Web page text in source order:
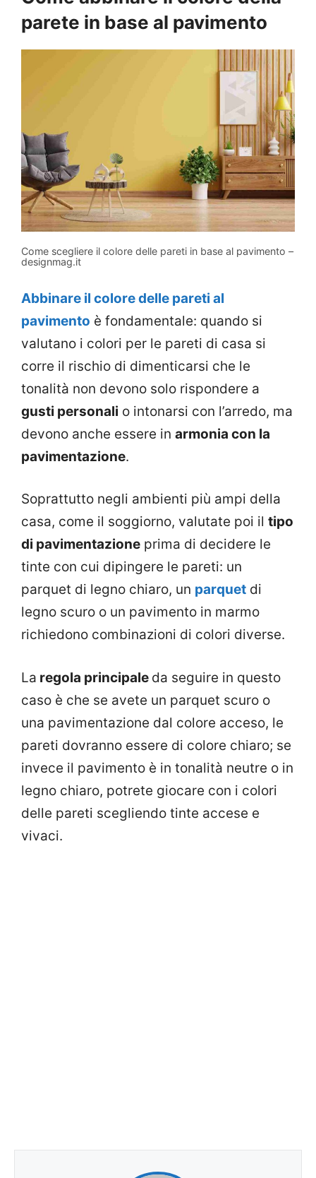
parete in base al pavimento
Come scegliere il colore delle pareti in base al pavimento –
designmag.it
Abbinare il colore delle pareti al
pavimento è fondamentale: quando si
valutano i colori per le pareti di casa si
corre il rischio di dimenticarsi che le
tonalità non devono solo rispondere a
gusti personali o intonarsi con l’arredo, ma
devono anche essere in armonia con la
pavimentazione.
Soprattutto negli ambienti più ampi della
casa, come il soggiorno, valutate poi il tipo
di pavimentazione prima di decidere le
tinte con cui dipingere le pareti: un
parquet di legno chiaro, un parquet di
legno scuro o un pavimento in marmo
richiedono combinazioni di colori diverse.
La regola principale da seguire in questo
caso è che se avete un parquet scuro o
una pavimentazione dal colore acceso, le
pareti dovranno essere di colore chiaro; se
invece il pavimento è in tonalità neutre o in
legno chiaro, potrete giocare con i colori
delle pareti scegliendo tinte accese e
vivaci.